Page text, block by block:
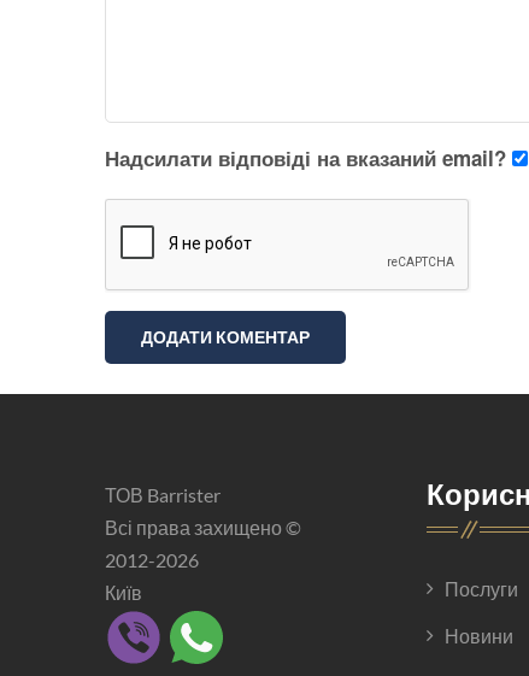
Надсилати відповіді на вказаний email?
ТОВ Barrister
Всі права захищено ©
2012-2026
Київ
Послуги
Новини